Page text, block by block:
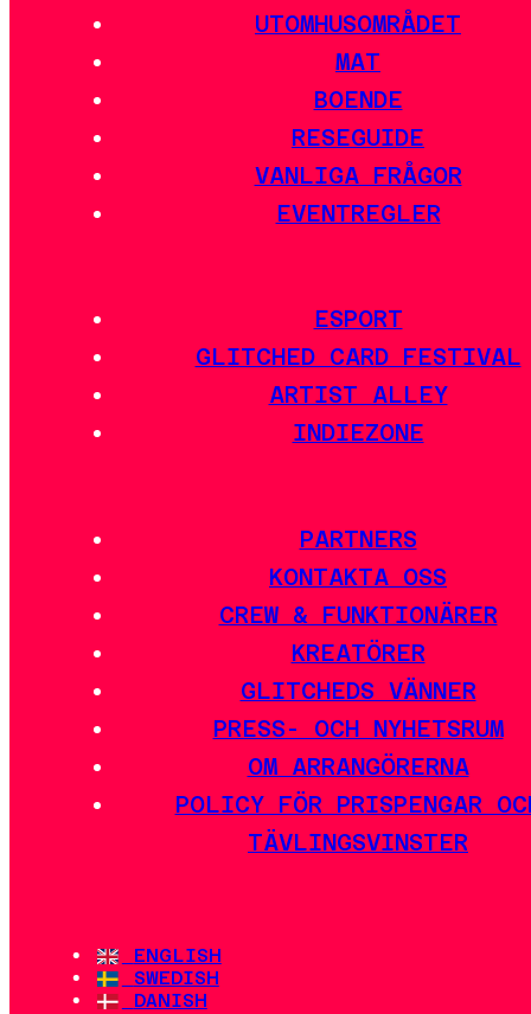
UTOMHUSOMRÅDET
MAT
BOENDE
RESEGUIDE
VANLIGA FRÅGOR
EVENTREGLER
ESPORT
GLITCHED CARD FESTIVAL
ARTIST ALLEY
INDIEZONE
PARTNERS
KONTAKTA OSS
CREW & FUNKTIONÄRER
KREATÖRER
GLITCHEDS VÄNNER
PRESS- OCH NYHETSRUM
OM ARRANGÖRERNA
POLICY FÖR PRISPENGAR
TÄVLINGSVINSTER
ENGLISH
SWEDISH
DANISH